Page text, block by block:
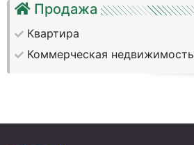
Продажа
Квартира
Коммерческая недвижимость